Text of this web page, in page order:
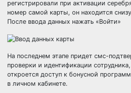
регистрировали при активации
номер самой карты, он находится
После ввода данных нажать «Войти»
На последнем этапе придет смс-
проверки и идентификации
откроется доступ к бонусной
в личном кабинете.